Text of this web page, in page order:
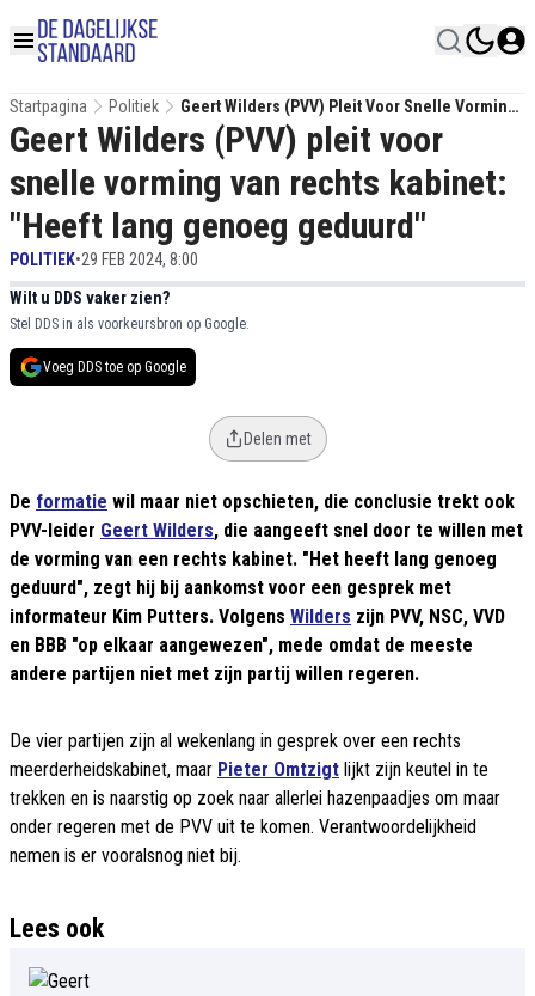
Startpagina Politiek
Geert Wilders (PVV) Pleit Voor Snelle Vorming
Van Rechts Kabinet: "Heeft Lang Genoeg
Geduurd"
Geert Wilders (PVV) pleit voor
snelle vorming van rechts kabinet:
"Heeft lang genoeg geduurd"
POLITIEK•29 FEB 2024, 8:00
Wilt u DDS vaker zien?
Stel DDS in als voorkeursbron op Google.
Voeg DDS toe op Google
Delen met
De formatie wil maar niet opschieten, die conclusie trekt ook
PVV-leider Geert Wilders, die aangeeft snel door te willen met
de vorming van een rechts kabinet. "Het heeft lang genoeg
geduurd", zegt hij bij aankomst voor een gesprek met
informateur Kim Putters. Volgens Wilders zijn PVV, NSC, VVD
en BBB "op elkaar aangewezen", mede omdat de meeste
andere partijen niet met zijn partij willen regeren.
De vier partijen zijn al wekenlang in gesprek over een rechts
meerderheidskabinet, maar Pieter Omtzigt lijkt zijn keutel in te
trekken en is naarstig op zoek naar allerlei hazenpaadjes om maar
onder regeren met de PVV uit te komen. Verantwoordelijkheid
nemen is er vooralsnog niet bij.
Lees ook